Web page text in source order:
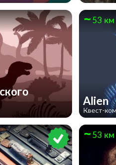
53 км
Alien
Квест-
53 км